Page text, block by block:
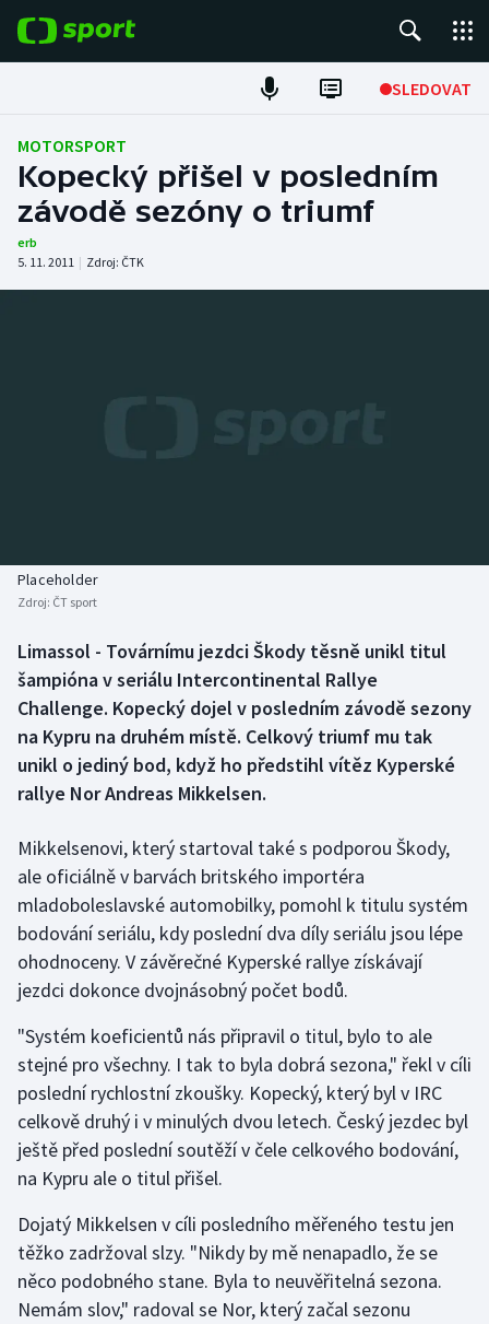
SLEDOVAT
Fotbal
Hokej
Atletika
Biatlon
Boby a skeleton
Box
Curling
Florbal
Futsal
Golf
Gymnastika
Házená
Jezdectví
Judo
Krasobruslení
Lezení
Aplikace ČT sport
AZ kvíz
MOTORSPORT
Kopecký přišel v posledním
závodě sezóny o triumf
erb
5. 11. 2011 | Zdroj: ČTK
Placeholder
Zdroj: ČT sport
Limassol - Továrnímu jezdci Škody těsně unikl titul
šampióna v seriálu Intercontinental Rallye
Challenge. Kopecký dojel v posledním závodě sezony
na Kypru na druhém místě. Celkový triumf mu tak
unikl o jediný bod, když ho předstihl vítěz Kyperské
rallye Nor Andreas Mikkelsen.
Mikkelsenovi, který startoval také s podporou Škody,
ale oficiálně v barvách britského importéra
mladoboleslavské automobilky, pomohl k titulu systém
bodování seriálu, kdy poslední dva díly seriálu jsou lépe
ohodnoceny. V závěrečné Kyperské rallye získávají
jezdci dokonce dvojnásobný počet bodů.
"Systém koeficientů nás připravil o titul, bylo to ale
stejné pro všechny. I tak to byla dobrá sezona," řekl v cíli
poslední rychlostní zkoušky. Kopecký, který byl v IRC
celkově druhý i v minulých dvou letech. Český jezdec byl
ještě před poslední soutěží v čele celkového bodování,
na Kypru ale o titul přišel.
Dojatý Mikkelsen v cíli posledního měřeného testu jen
těžko zadržoval slzy. "Nikdy by mě nenapadlo, že se
něco podobného stane. Byla to neuvěřitelná sezona.
Nemám slov," radoval se Nor, který začal sezonu